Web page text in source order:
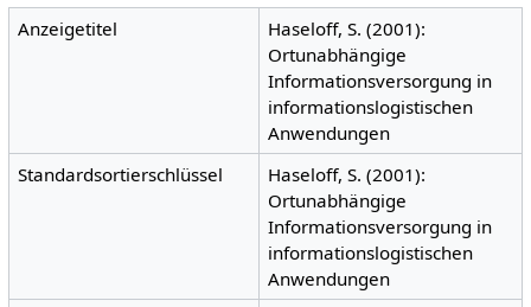
Anzeigetitel
Haseloff, S. (2001):
Ortunabhängige
Informationsversorgung in
informationslogistischen
Anwendungen
Standardsortierschlüssel
Haseloff, S. (2001):
Ortunabhängige
Informationsversorgung in
informationslogistischen
Anwendungen